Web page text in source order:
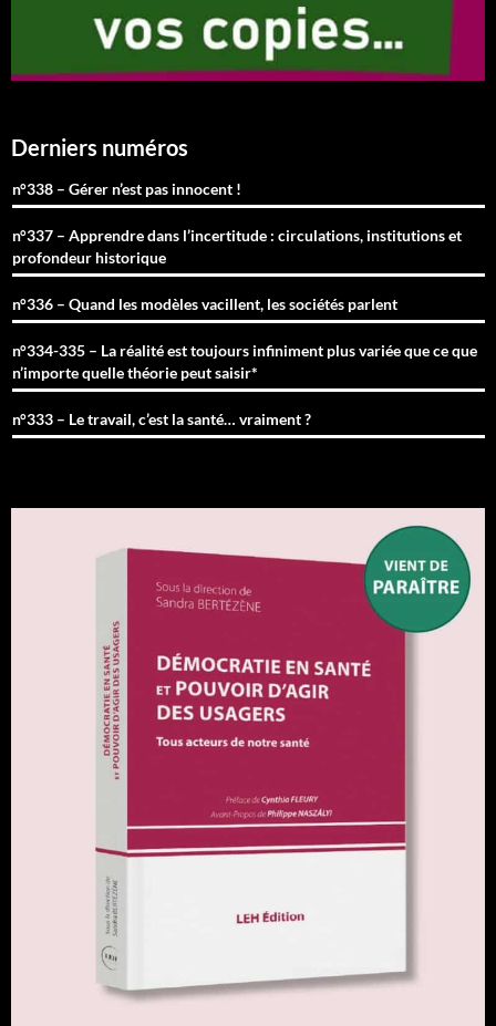
Derniers numéros
n°338 – Gérer n’est pas innocent !
n°337 – Apprendre dans l’incertitude : circulations, institutions et
profondeur historique
n°336 – Quand les modèles vacillent, les sociétés parlent
n°334-335 – La réalité est toujours infiniment plus variée que ce que
n’importe quelle théorie peut saisir*
n°333 – Le travail, c’est la santé… vraiment ?